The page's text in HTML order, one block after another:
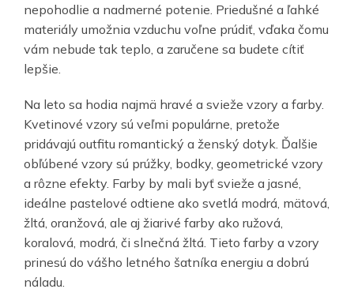
nepohodlie a nadmerné potenie. Priedušné a ľahké
materiály umožnia vzduchu voľne prúdiť, vďaka čomu
vám nebude tak teplo, a zaručene sa budete cítiť
lepšie.
Na leto sa hodia najmä hravé a svieže vzory a farby.
Kvetinové vzory sú veľmi populárne, pretože
pridávajú outfitu romantický a ženský dotyk. Ďalšie
obľúbené vzory sú prúžky, bodky, geometrické vzory
a rôzne efekty. Farby by mali byť svieže a jasné,
ideálne pastelové odtiene ako svetlá modrá, mätová,
žltá, oranžová, ale aj žiarivé farby ako ružová,
koralová, modrá, či slnečná žltá. Tieto farby a vzory
prinesú do vášho letného šatníka energiu a dobrú
náladu.